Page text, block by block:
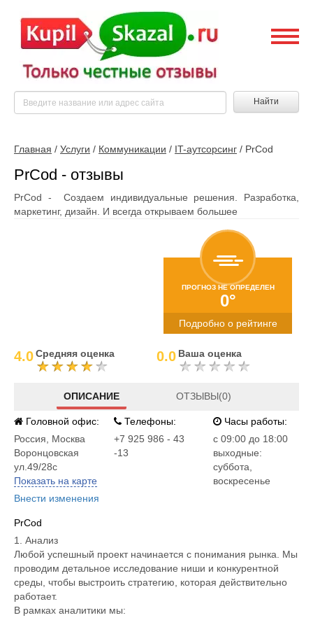
Найти
Главная / Услуги / Коммуникации / IT-аутсорсинг / PrCod
PrCod - отзывы
PrCod - Создаем индивидуальные решения. Разработка,
маркетинг, дизайн. И всегда открываем большее
ПРОГНОЗ НЕ ОПРЕДЕЛЕН
0°
Подробно о рейтинге
4.0Средняя оценка 0.0 Ваша оценка
ОПИСАНИЕ ОТЗЫВЫ(0)
Головной офис:
Россия
Москва
Воронцовская
ул.49/28с
Показать на карте
Внести изменения
Телефоны:
+7 925 986 - 43
-13
Часы работы:
c 09:00 до 18:00
выходные:
суббота,
воскресенье
PrCod
1. Анализ
Любой успешный проект начинается с понимания рынка. Мы
проводим детальное исследование ниши и конкурентной
среды, чтобы выстроить стратегию, которая действительно
работает.
В рамках аналитики мы: